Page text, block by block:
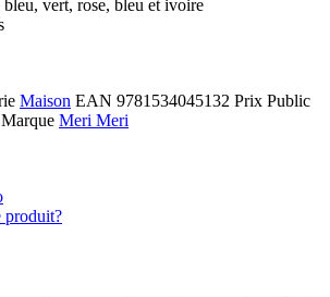
bleu, vert, rose, bleu et ivoire
Maison EAN 9781534045132 Prix Public
Marque Meri Meri
produit?